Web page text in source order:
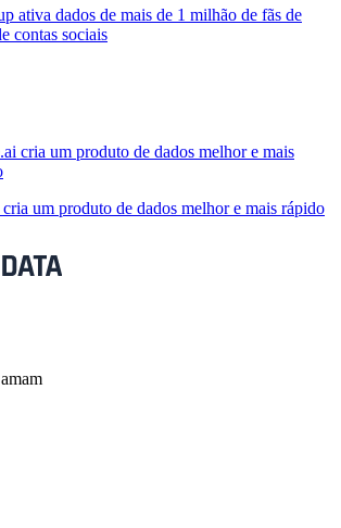
ativa dados de mais de 1 milhão de fãs de
contas sociais
um produto de dados melhor e mais rápido